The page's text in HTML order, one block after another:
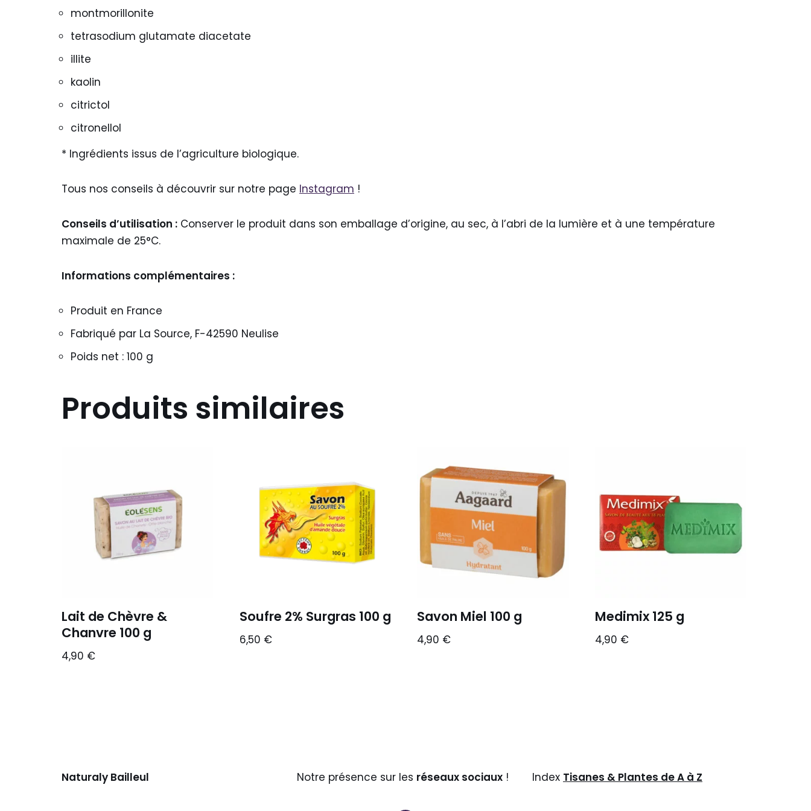
montmorillonite
tetrasodium glutamate diacetate
illite
kaolin
citrictol
citronellol
* Ingrédients issus de l’agriculture biologique.
Tous nos conseils à découvrir sur notre page Instagram !
Conseils d’utilisation : Conserver le produit dans son emballage d’origine, au sec, à l’abri de la lumière et à une température
maximale de 25°C.
Informations complémentaires :
Produit en France
Fabriqué par La Source, F-42590 Neulise
Poids net : 100 g
Produits similaires
Lait de Chèvre &
Chanvre 100 g
4,90 €
Soufre 2% Surgras 100 g
6,50 €
Savon Miel 100 g
4,90 €
Medimix 125 g
4,90 €
Naturaly Bailleul Notre présence sur les réseaux sociaux ! Index Tisanes & Plantes de A à Z